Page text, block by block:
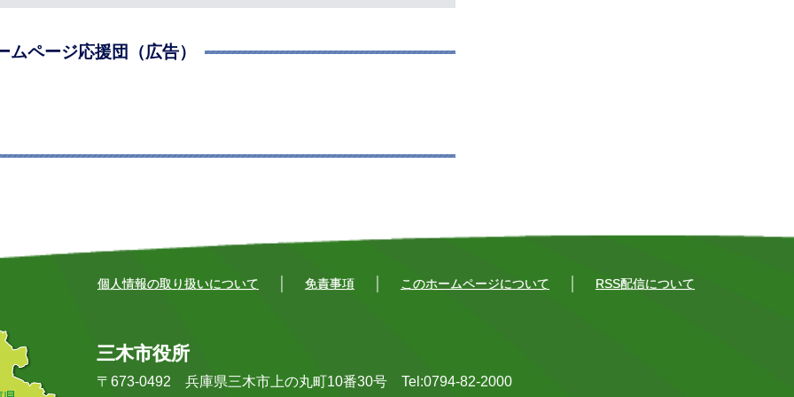
ムページ応援団（広告）
個人情報の取り扱いについて 免責事項 このホームページについて RSS配信について
三木市役所
〒673-0492 兵庫県三木市上の丸町10番30号 Tel:0794-82-2000